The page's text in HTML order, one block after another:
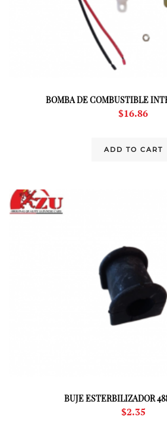
BOMBA DE COMBUSTIBLE
$16.86
ADD TO CART
BUJE ESTERBILIZADOR
$2.35